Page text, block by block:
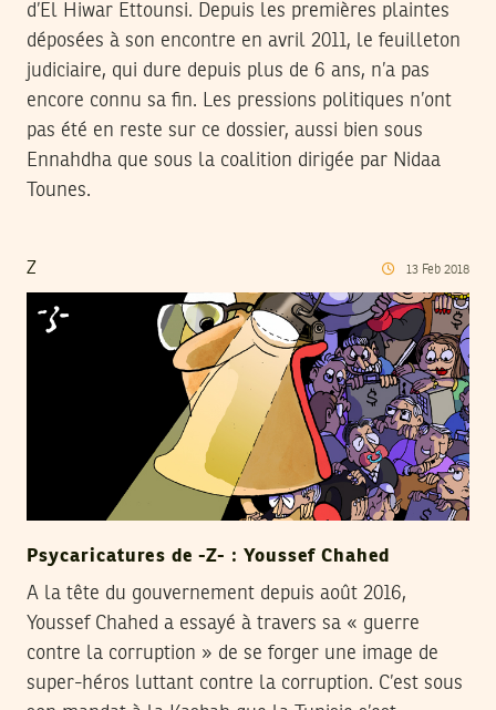
d’El Hiwar Ettounsi. Depuis les premières plaintes
déposées à son encontre en avril 2011, le feuilleton
judiciaire, qui dure depuis plus de 6 ans, n’a pas
encore connu sa fin. Les pressions politiques n’ont
pas été en reste sur ce dossier, aussi bien sous
Ennahdha que sous la coalition dirigée par Nidaa
Tounes.
Z 13 Feb 2018
Psycaricatures de -Z- : Youssef Chahed
A la tête du gouvernement depuis août 2016,
Youssef Chahed a essayé à travers sa « guerre
contre la corruption » de se forger une image de
super-héros luttant contre la corruption. C’est sous